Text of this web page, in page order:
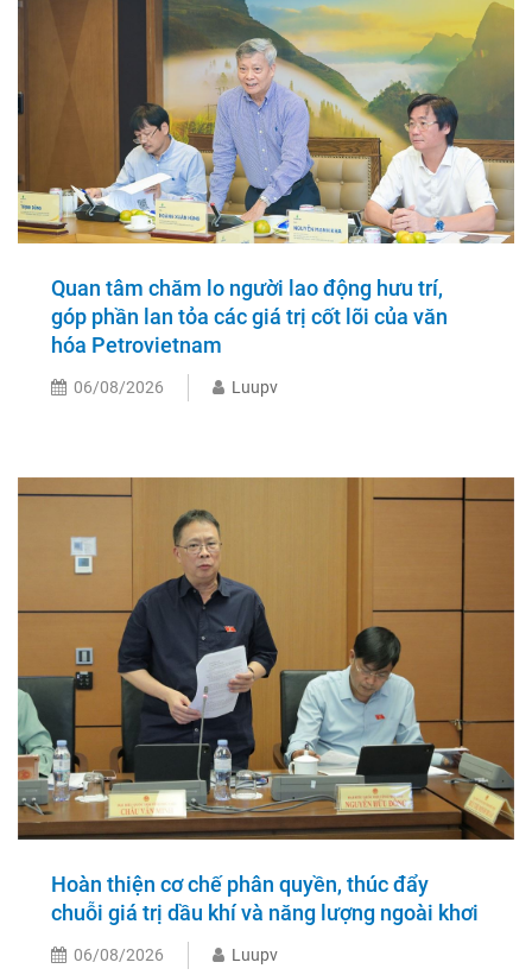
Quan tâm chăm lo người lao động hưu trí,
góp phần lan tỏa các giá trị cốt lõi của văn
hóa Petrovietnam
06/08/2026 Luupv
Hoàn thiện cơ chế phân quyền, thúc đẩy
chuỗi giá trị dầu khí và năng lượng ngoài khơi
06/08/2026 Luupv